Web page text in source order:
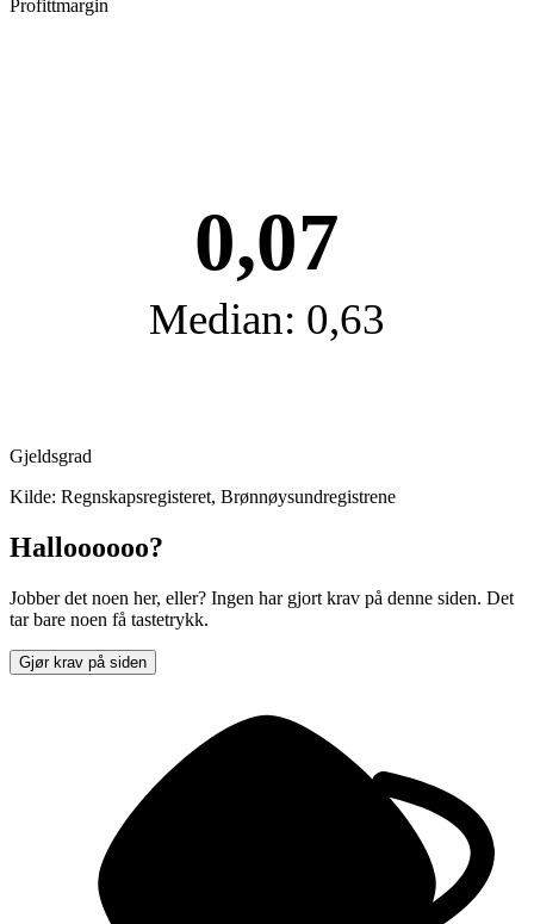
Profittmargin
0,07
Median: 0,63
Gjeldsgrad
Kilde: Regnskapsregisteret, Brønnøysundregistrene
Halloooooo?
Jobber det noen her, eller? Ingen har gjort krav på denne siden. Det
tar bare noen få tastetrykk.
Gjør krav på siden